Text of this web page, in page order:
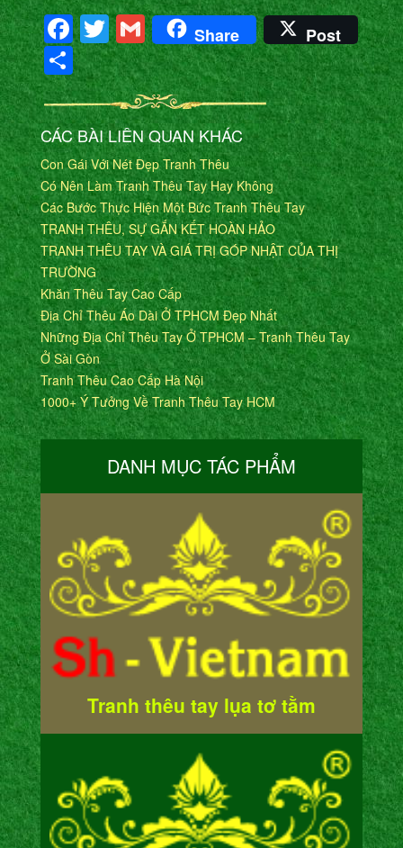
Facebook
Twitter
Gmail
Share Post
Share
CÁC BÀI LIÊN QUAN KHÁC
Con Gái Với Nét Đẹp Tranh Thêu
Có Nên Làm Tranh Thêu Tay Hay Không
Các Bước Thực Hiện Một Bức Tranh Thêu Tay
TRANH THÊU, SỰ GẮN KẾT HOÀN HẢO
TRANH THÊU TAY VÀ GIÁ TRỊ GÓP NHẬT CỦA THỊ
TRƯỜNG
Khăn Thêu Tay Cao Cấp
Địa Chỉ Thêu Áo Dài Ở TPHCM Đẹp Nhất
Những Địa Chỉ Thêu Tay Ở TPHCM – Tranh Thêu Tay
Ở Sài Gòn
Tranh Thêu Cao Cấp Hà Nội
1000+ Ý Tưởng Về Tranh Thêu Tay HCM
DANH MỤC TÁC PHẨM
Tranh thêu tay lụa tơ tằm